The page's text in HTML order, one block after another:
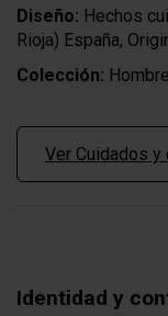
Diseño: Hechos
Rioja) España,
Colección:
Ver Cuidados y
Identidad y